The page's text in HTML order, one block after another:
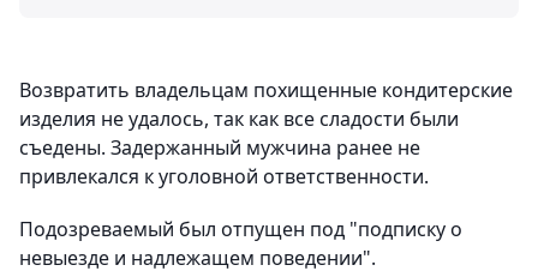
Возвратить владельцам похищенные кондитерские
изделия не удалось, так как все сладости были
съедены. Задержанный мужчина ранее не
привлекался к уголовной ответственности.
Подозреваемый был отпущен под "подписку о
невыезде и надлежащем поведении".